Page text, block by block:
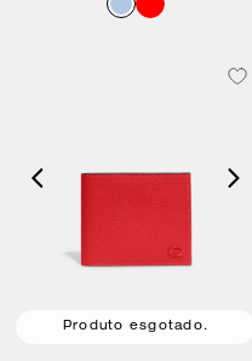
Produto esgotado.